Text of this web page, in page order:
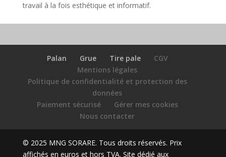
travail à la fois esthétique et informatif.
Palan Grue Tire pale
CGV
Mentions légales
Politique de confidentialité et protection des
données
Paiement sécurisé
Gérer mes cookies
Nous contacter
© 2025 MNG SORARE. Tous droits réservés. Prix
affichés en euros et hors TVA. Site dédié aux